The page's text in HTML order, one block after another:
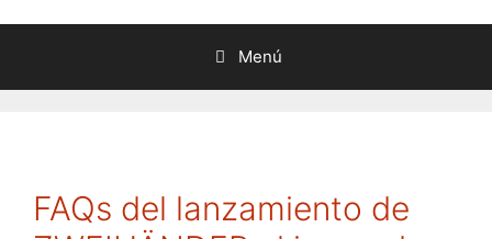
Menú
FAQs del lanzamiento de